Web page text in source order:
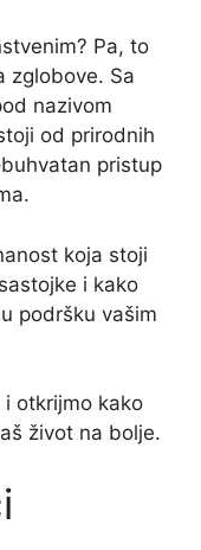
Pa, to
zglobove. Sa
nazivom
od prirodnih
pristup
koja stoji
i kako
podršku vašim
otkrijmo kako
život na bolje.